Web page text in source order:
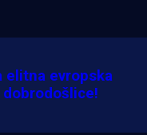
elitna evropska